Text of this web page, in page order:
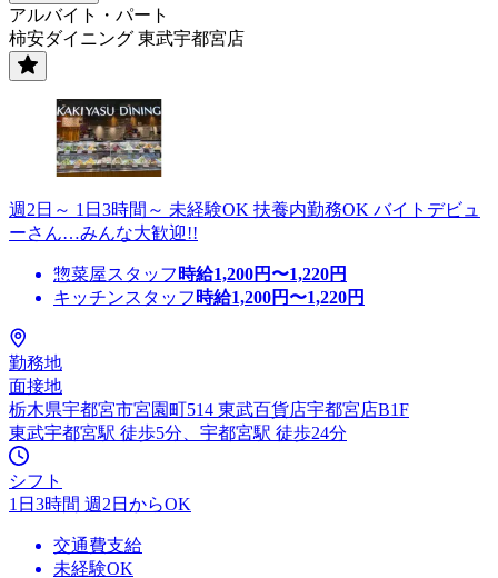
アルバイト・パート
柿安ダイニング 東武宇都宮店
週2日～ 1日3時間～ 未経験OK 扶養内勤務OK バイトデビュ
ーさん…みんな大歓迎!!
惣菜屋スタッフ 時給1,200円〜1,220円
キッチンスタッフ 時給1,200円〜1,220円
勤務地
面接地
栃木県宇都宮市宮園町514 東武百貨店宇都宮店B1F
東武宇都宮駅 徒歩5分、宇都宮駅 徒歩24分
シフト
1日3時間 週2日からOK
交通費支給
未経験OK